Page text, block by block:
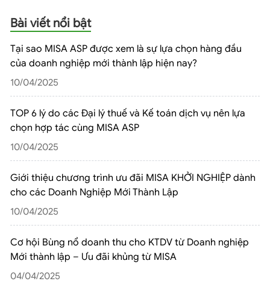
Bài viết nổi bật
Tại sao MISA ASP được xem là sự lựa chọn hàng đầu
của doanh nghiệp mới thành lập hiện nay?
10/04/2025
TOP 6 lý do các Đại lý thuế và Kế toán dịch vụ nên lựa
chọn hợp tác cùng MISA ASP
10/04/2025
Giới thiệu chương trình ưu đãi MISA KHỞI NGHIỆP dành
cho các Doanh Nghiệp Mới Thành Lập
10/04/2025
Cơ hội Bùng nổ doanh thu cho KTDV từ Doanh nghiệp
Mới thành lập – Ưu đãi khủng từ MISA
04/04/2025